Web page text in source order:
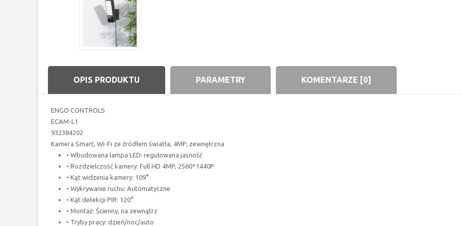
OPIS PRODUKTU PARAMETRY KOMENTARZE [0]
ENGO CONTROLS
ECAM-L1
932384202
Kamera Smart, Wi-Fi ze źródłem światła, 4MP, zewnętrzna
• Wbudowana lampa LED: regulowana jasność
• Rozdzielczość kamery: Full HD 4MP, 2560*1440P
• Kąt widzenia kamery: 109°
• Wykrywanie ruchu: Automatyczne
• Kąt detekcji PIR: 120°
• Montaż: Ścienny, na zewnątrz
• Tryby pracy: dzień/noc/auto